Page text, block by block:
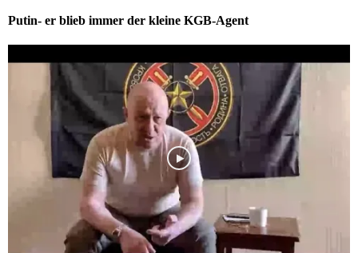
Putin- er blieb immer der kleine KGB-Agent